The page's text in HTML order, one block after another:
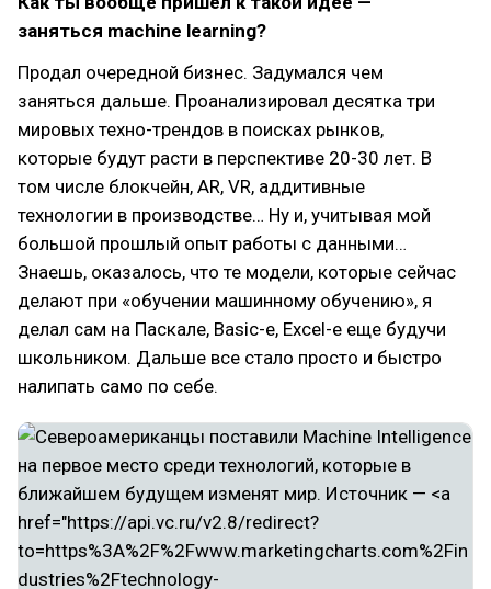
заняться machine learning?
Продал очередной бизнес. Задумался чем
заняться дальше. Проанализировал десятка три
мировых техно-трендов в поисках рынков,
которые будут расти в перспективе 20-30 лет. В
том числе блокчейн, AR, VR, аддитивные
технологии в производстве… Ну и, учитывая мой
большой прошлый опыт работы с данными…
Знаешь, оказалось, что те модели, которые сейчас
делают при «обучении машинному обучению», я
делал сам на Паскале, Basic-е, Excel-е еще будучи
школьником. Дальше все стало просто и быстро
налипать само по себе.